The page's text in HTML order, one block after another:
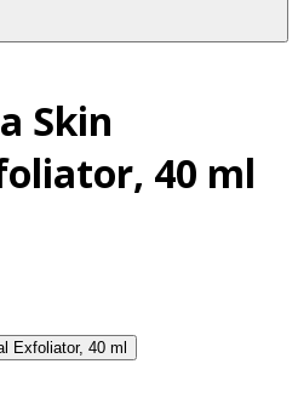
Skin
40 ml
Exfoliator, 40 ml